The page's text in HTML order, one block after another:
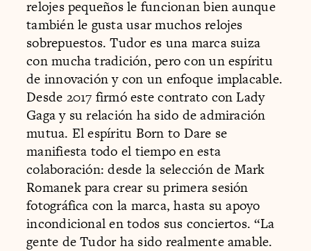
relojes pequeños le funcionan bien aunque
también le gusta usar muchos relojes
sobrepuestos. Tudor es una marca suiza
con mucha tradición, pero con un espíritu
de innovación y con un enfoque implacable.
Desde 2017 firmó este contrato con Lady
Gaga y su relación ha sido de admiración
mutua. El espíritu Born to Dare se
manifiesta todo el tiempo en esta
colaboración: desde la selección de Mark
Romanek para crear su primera sesión
fotográfica con la marca, hasta su apoyo
incondicional en todos sus conciertos. “La
gente de Tudor ha sido realmente amable.